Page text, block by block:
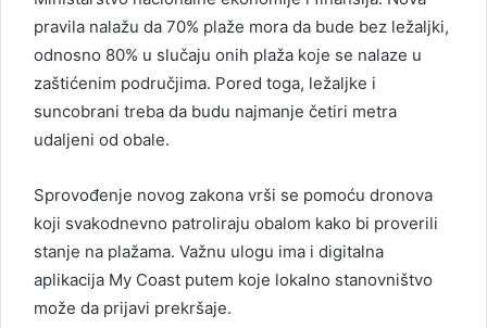
pravila nalažu da 70% plaže mora da bude bez ležaljki,
odnosno 80% u slučaju onih plaža koje se nalaze u
zaštićenim područjima. Pored toga, ležaljke i
suncobrani treba da budu najmanje četiri metra
udaljeni od obale.
Sprovođenje novog zakona vrši se pomoću dronova
koji svakodnevno patroliraju obalom kako bi proverili
stanje na plažama. Važnu ulogu ima i digitalna
aplikacija My Coast putem koje lokalno stanovništvo
može da prijavi prekršaje.